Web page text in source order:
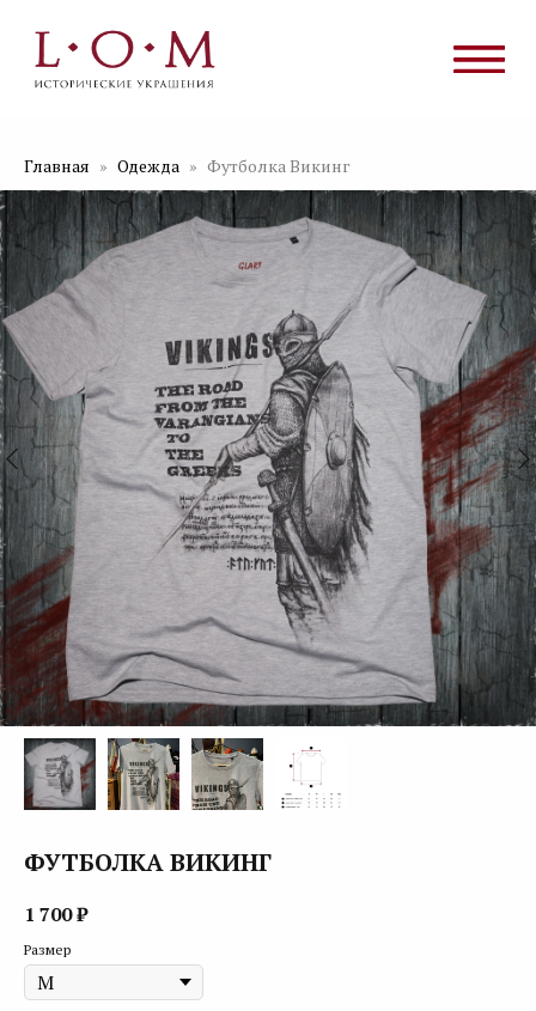
Главная Одежда Футболка Викинг
ФУТБОЛКА ВИКИНГ
1 700₽
Размер